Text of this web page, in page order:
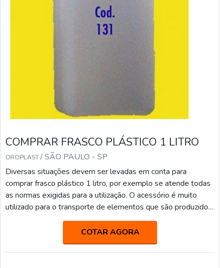
COMPRAR FRASCO PLÁSTICO 1 LITRO
OROPLAST/ SÃO PAULO - SP
Diversas situações devem ser levadas em conta para
comprar frasco plástico 1 litro, por exemplo se atende todas
as normas exigidas para a utilização. O acessório é muito
utilizado para o transporte de elementos que são produzidos
em diversas indústrias, como as químicas, farmacêuticas,
alimentícias e etc, pois proporciona diversas vantagens, a
exemplo do transporte com segurança, pois conta com uma
tampa de rosca e evita que os produtos vazem. Outras
COTAR AGORA